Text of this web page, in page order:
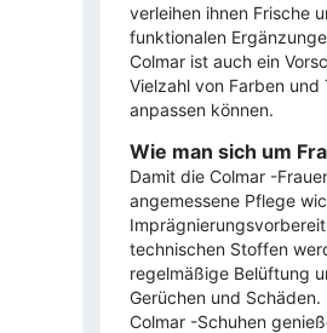
verleihen ihnen Frische
funktionalen
Colmar ist auch ein
Vielzahl von Farben
anpassen können.
Wie man sich um
Damit die Colmar -
angemessene Pflege
technischen Stoffen
regelmäßige Belüftung
Gerüchen und
Colmar -Schuhen